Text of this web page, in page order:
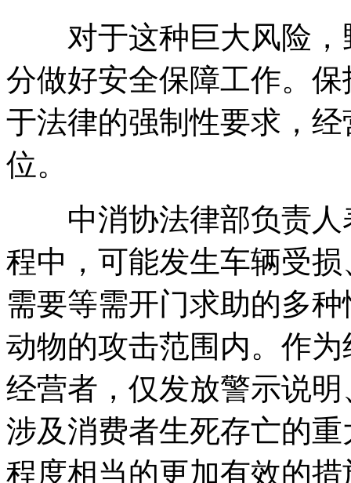
对于这种巨大风险，
分做好安全保障工作。
于法律的强制性要求，
位。
中消协法律部负责人
程中，可能发生车辆受
需要等需开门求助的多
动物的攻击范围内。作
经营者，仅发放警示说
涉及消费者生死存亡的
程度相当的更加有效的